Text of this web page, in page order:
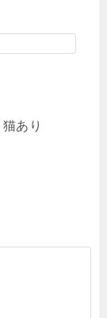
猫あり